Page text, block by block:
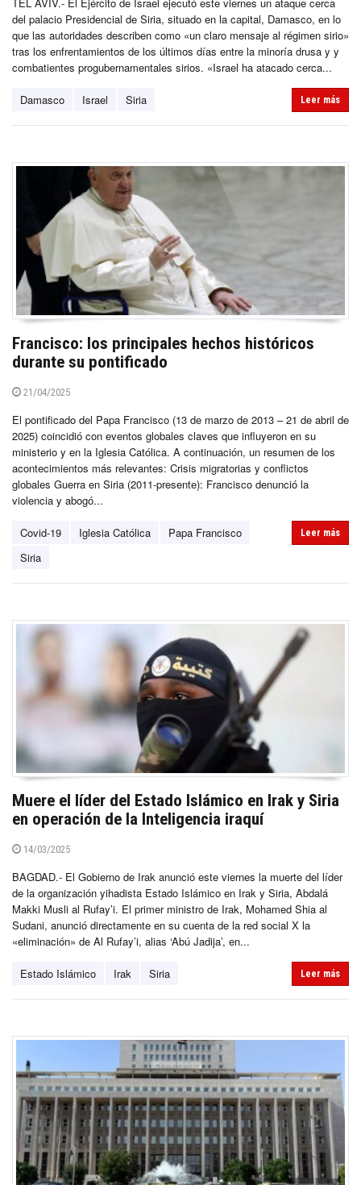
TEL AVIV.- El Ejército de Israel ejecutó este viernes un ataque cerca
del palacio Presidencial de Siria, situado en la capital, Damasco, en lo
que las autoridades describen como «un claro mensaje al régimen sirio»
tras los enfrentamientos de los últimos días entre la minoría drusa y y
combatientes progubernamentales sirios. «Israel ha atacado cerca...
Damasco Israel Siria Leer más
Francisco: los principales hechos históricos
durante su pontificado
21/04/2025
El pontificado del Papa Francisco (13 de marzo de 2013 – 21 de abril de
2025) coincidió con eventos globales claves que influyeron en su
ministerio y en la Iglesia Católica. A continuación, un resumen de los
acontecimientos más relevantes: Crisis migratorias y conflictos
globales Guerra en Siria (2011-presente): Francisco denunció la
violencia y abogó...
Covid-19 Iglesia Católica
Papa Francisco
Siria
Leer más
Muere el líder del Estado Islámico en Irak y Siria
en operación de la Inteligencia iraquí
14/03/2025
BAGDAD.- El Gobierno de Irak anunció este viernes la muerte del líder
de la organización yihadista Estado Islámico en Irak y Siria, Abdalá
Makki Musli al Rufay’i. El primer ministro de Irak, Mohamed Shia al
Sudani, anunció directamente en su cuenta de la red social X la
«eliminación» de Al Rufay’i, alias ‘Abú Jadija’, en...
Estado Islámico Irak Siria Leer más